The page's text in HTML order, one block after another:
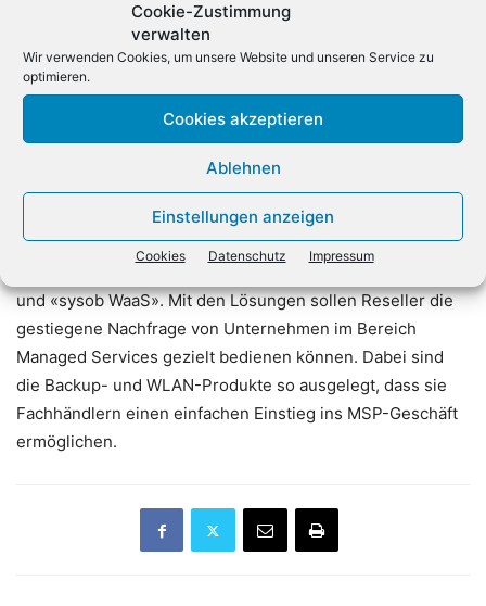
Cookie-Zustimmung
verwalten
Wir verwenden Cookies, um unsere Website und unseren Service zu
optimieren.
Cookies akzeptieren
Ablehnen
Einstellungen anzeigen
Cookies Datenschutz Impressum
Container Lösung SecurePIM von Virtual Solution, die
Unternehmen und Behörden eine sichere Lösung für das
Arbeiten auf Smartphones und Tablets bieten soll und
vermittelt regelmäßig, durch ein Team an Security
Experten, vertriebliches und technisches Know-How an
interessierte Systemhäuser in DACH. Vom 9. bis 11.
Oktober trifft sich die IT-Security-Branche zum zehnten
Mal auf der it-sa. Am Stand 446 in Halle 9 präsentiert der
Value-Added-Distributor Sysob dem Fachpublikum seine
und «sysob WaaS». Mit den Lösungen sollen Reseller die
gestiegene Nachfrage von Unternehmen im Bereich
Managed Services gezielt bedienen können. Dabei sind
die Backup- und WLAN-Produkte so ausgelegt, dass sie
Fachhändlern einen einfachen Einstieg ins MSP-Geschäft
ermöglichen.